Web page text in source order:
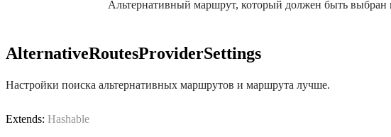
Альтернативный маршрут, который должен быть выбран
AlternativeRoutesProviderSettings
Настройки поиска альтернативных маршрутов и маршрута лучше.
Extends: Hashable